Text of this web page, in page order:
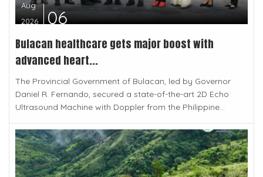
Aug
2026
06
Bulacan healthcare gets major boost with
advanced heart...
The Provincial Government of Bulacan, led by Governor
Daniel R. Fernando, secured a state-of-the-art 2D Echo
Ultrasound Machine with Doppler from the Philippine...